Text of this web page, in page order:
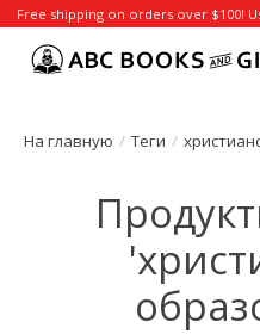
Free shipping on orders over $100!
На главную / Теги /